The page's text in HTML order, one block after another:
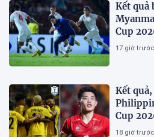
Kết quả
Cup
'chiến
17 giờ trước
Kết
Cup
Nam lộ
18 giờ trước